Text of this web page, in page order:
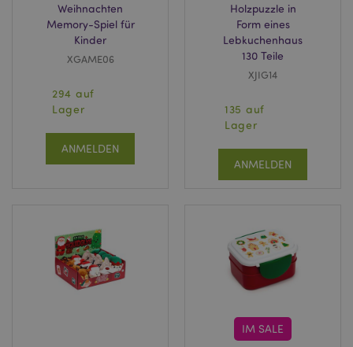
Weihnachten
Memory-Spiel für
Kinder
XGAME06
294 auf
Lager
ANMELDEN
Holzpuzzle in
Form eines
Lebkuchenhaus
130 Teile
XJIG14
135 auf
Lager
ANMELDEN
IM SALE